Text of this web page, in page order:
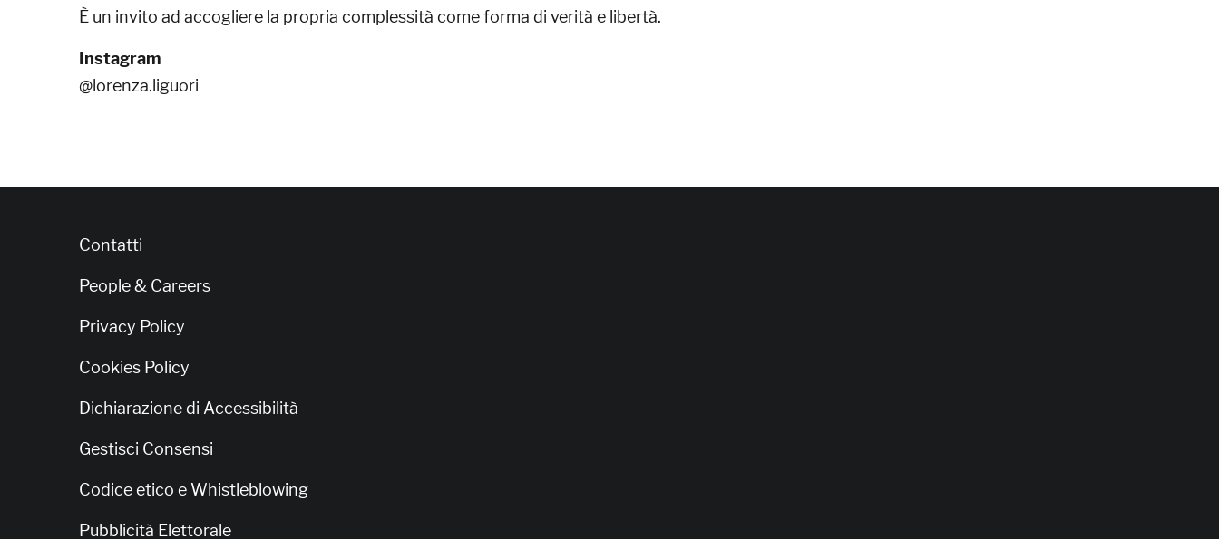
È un invito ad accogliere la propria complessità come forma di verità e libertà.
Instagram
@lorenza.liguori
Contatti
People & Careers
Privacy Policy
Cookies Policy
Dichiarazione di Accessibilità
Gestisci Consensi
Codice etico e Whistleblowing
Pubblicità Elettorale